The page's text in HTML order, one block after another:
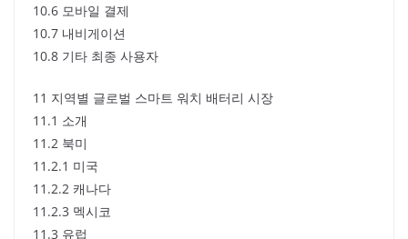
10.6 모바일 결제
10.7 내비게이션
10.8 기타 최종 사용자
11 지역별 글로벌 스마트 워치 배터리 시장
11.1 소개
11.2 북미
11.2.1 미국
11.2.2 캐나다
11.2.3 멕시코
11.3 유럽